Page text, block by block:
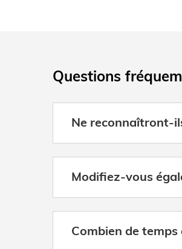
Questions
Ne reconnaîtront-
Modifiez-vous
Combien de temps